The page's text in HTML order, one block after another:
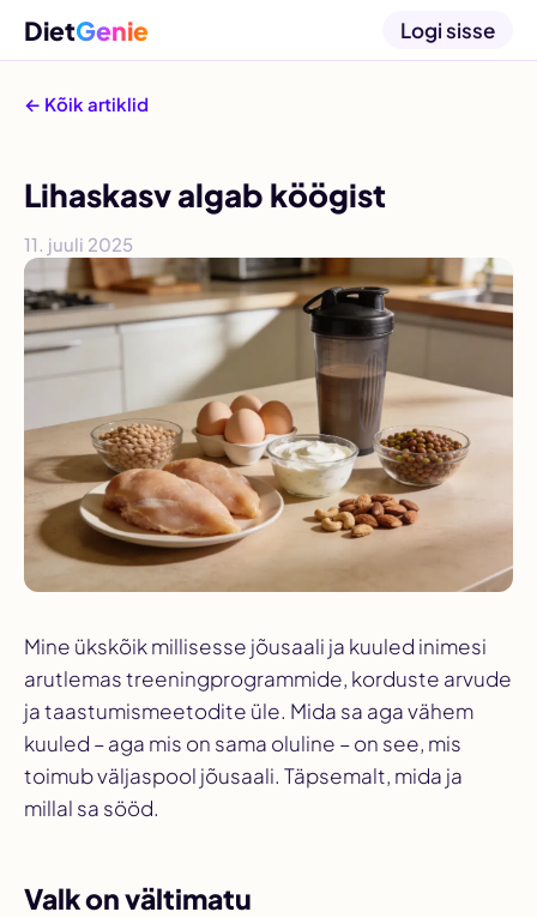
DietGenie Logi sisse
← Kõik artiklid
Lihaskasv algab köögist
11. juuli 2025
Mine ükskõik millisesse jõusaali ja kuuled inimesi
arutlemas treeningprogrammide, korduste arvude
ja taastumismeetodite üle. Mida sa aga vähem
kuuled – aga mis on sama oluline – on see, mis
toimub väljaspool jõusaali. Täpsemalt, mida ja
millal sa sööd.
Valk on vältimatu